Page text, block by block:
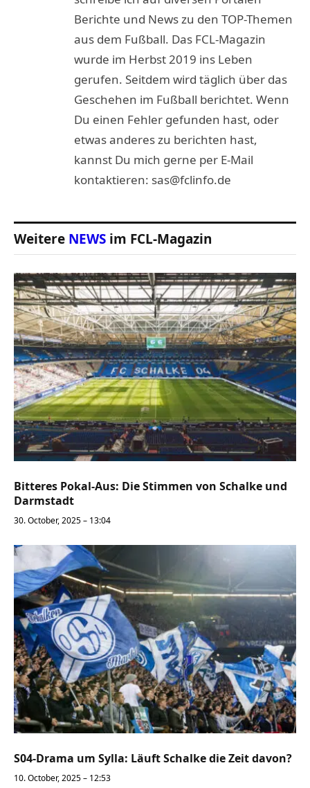
Berichte und News zu den TOP-Themen
aus dem Fußball. Das FCL-Magazin
wurde im Herbst 2019 ins Leben
gerufen. Seitdem wird täglich über das
Geschehen im Fußball berichtet. Wenn
Du einen Fehler gefunden hast, oder
etwas anderes zu berichten hast,
kannst Du mich gerne per E-Mail
kontaktieren: sas@fclinfo.de
Weitere NEWS im FCL-Magazin
Bitteres Pokal-Aus: Die Stimmen von Schalke und
Darmstadt
30. October, 2025 – 13:04
S04-Drama um Sylla: Läuft Schalke die Zeit davon?
10. October, 2025 – 12:53